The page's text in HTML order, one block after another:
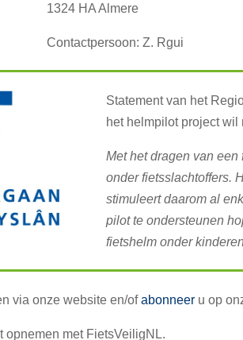
1324 HA Almere
Contactpersoon: Z. Rgui
Statement van het
het helmpilot project wil
Met het dragen van
onder fietsslachtoffers.
stimuleert daarom al
pilot te ondersteunen
fietshelm onder
via onze website en/ofabonneer u op
opnemen met FietsVeiligNL.